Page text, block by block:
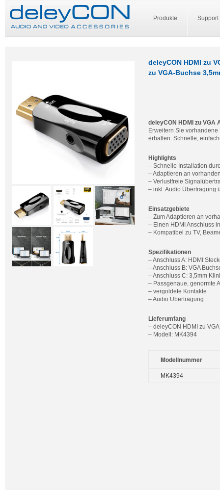
Produkte Support
deleyCON HDMI zu
zu VGA-Buchse
deleyCON HDMI zu VGA
Erweitern Sie
erhalten. Schnelle,
Highlights
– Schnelle Installation
– Adaptieren an
– Verlustfreie
– inkl. Audio Übertragung
Einsatzgebiete
– Zum Adaptieren an
– Einen HDMI Anschluss
– Kompatibel zu TV,
Spezifikationen
– Anschluss A: HDMI
– Anschluss B: VGA
– Anschluss C: 3,5mm
– Passgenaue, genormte
– vergoldete Kontakte
– Audio Übertragung
Lieferumfang
– deleyCON HDMI zu
– Modell: MK4394
Modellnummer
MK4394